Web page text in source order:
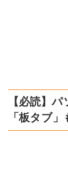
【必読】
「板タブ